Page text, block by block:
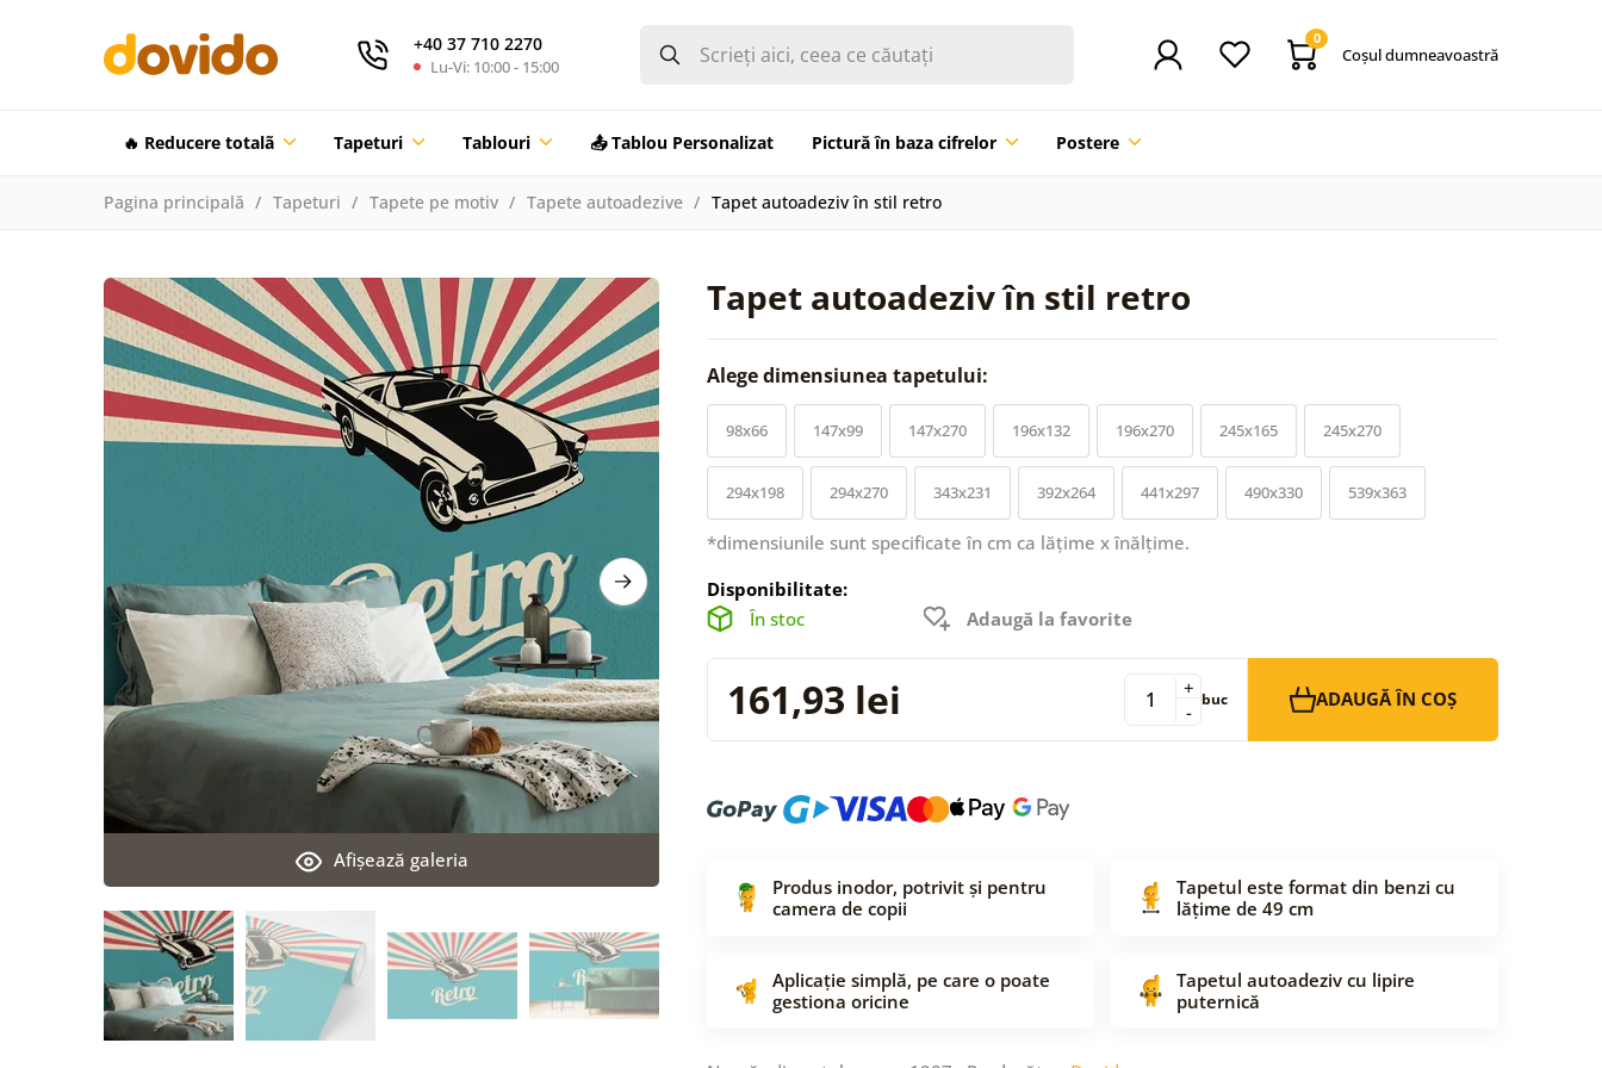
+40 37 710 2270
Lu-Vi: 10:00 - 15:00
0
Coşul dumneavoastră
🔥 Reducere totalã Tapeturi Tablouri 📤 Tablou Personalizat Pictură în baza cifrelor Postere
Pagina principală Tapeturi Tapete pe motiv Tapete autoadezive Tapet autoadeziv în stil retro
Tapet autoadeziv în stil retro
Afişează galeria
Alege dimensiunea tapetului:
98x66 147x99 147x270 196x132 196x270 245x165 245x270
294x198 294x270 343x231 392x264 441x297 490x330 539x363
*dimensiunile sunt specificate în cm ca lățime x înălțime.
Disponibilitate:
În stoc
Adaugă la favorite
161,93 lei -
+ buc ADAUGĂ ÎN COȘ
Produs inodor, potrivit și pentru
camera de copii
Tapetul este format din benzi cu
lățime de 49 cm
Aplicație simplă, pe care o poate
gestiona oricine
Tapetul autoadeziv cu lipire
puternică